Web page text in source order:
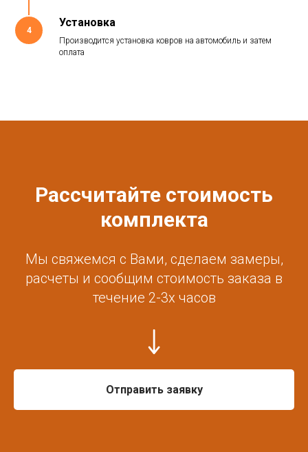
4
Установка
Производится установка ковров на автомобиль и затем
оплата
Рассчитайте стоимость
комплекта
Мы свяжемся с Вами, сделаем замеры,
расчеты и сообщим стоимость заказа в
течение 2-3х часов
Отправить заявку